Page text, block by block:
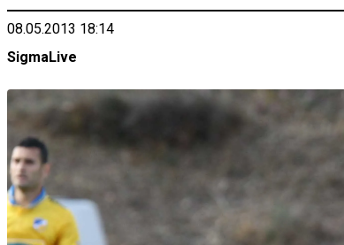
08.05.2013 18:14
SigmaLive